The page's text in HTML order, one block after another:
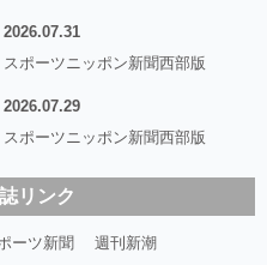
2026.07.31
スポーツニッポン新聞西部版
2026.07.29
スポーツニッポン新聞西部版
リンク
ーツ新聞
週刊新潮